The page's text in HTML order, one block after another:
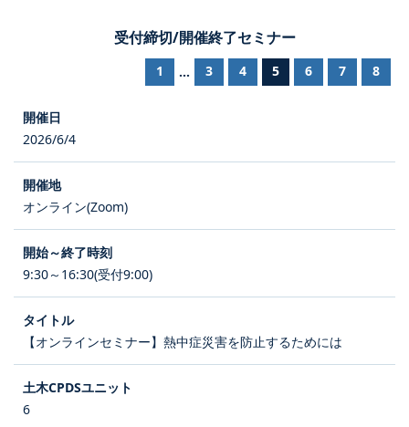
受付締切/開催終了セミナー
1 ... 3 4 5 6 7 8
2026/6/4
オンライン(Zoom)
9:30～16:30(受付9:00)
【オンラインセミナー】熱中症災害を防止するためには
6